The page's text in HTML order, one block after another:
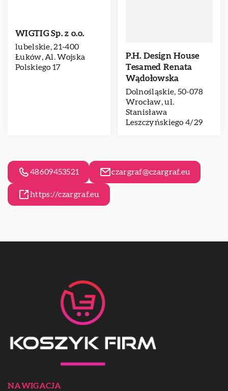
WIG­TIG Sp. z o.o.
lubelskie, 21-400
Łuków, Al. Wojska
Polskiego 17
P.H. Design House
Tesamed Renata
Wądołowska
Dolnośląskie, 50-078
Wrocław, ul.
Stanisława
Leszczyńskiego 4/29
48609453521 czargraf@czargraf.eu
https://czargraf.eu
NAWIGACJA